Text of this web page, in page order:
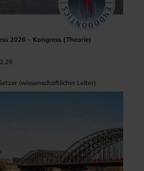
2026 - Kongress (Theorie)
(wissenschaftlicher Leiter)